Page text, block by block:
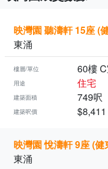
映灣園 聽濤軒 15座 (
東涌
樓層/單位 60樓
用途 住宅
建築面積 749呎
建築呎價 $8,411
映灣園 悅濤軒 9座 (健
東涌